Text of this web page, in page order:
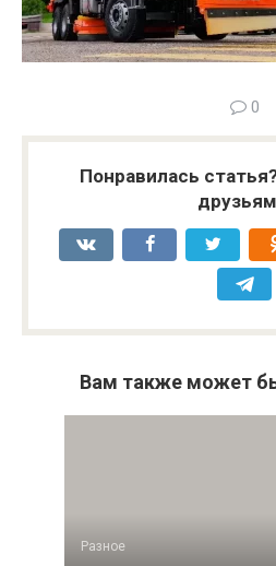
0
Понравилась
Вам также может
Разное